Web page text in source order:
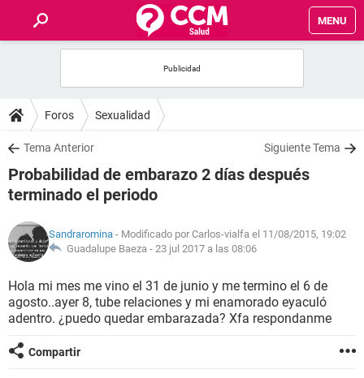
MENU
FOROS
SALUD
FAMILIA
NUTRICIÓN
SEXUALIDAD
GLOSARIO
Foros Sexualidad
Tema Anterior Siguiente Tema
Probabilidad de embarazo 2 días después
terminado el periodo
Sandraromina - Modificado por Carlos-vialfa el 11/08/2015, 19:02
Guadalupe Baeza - 23 jul 2017 a las 08:06
Hola mi mes me vino el 31 de junio y me termino el 6 de
agosto..ayer 8, tube relaciones y mi enamorado eyaculó
adentro. ¿puedo quedar embarazada? Xfa respondanme
Compartir